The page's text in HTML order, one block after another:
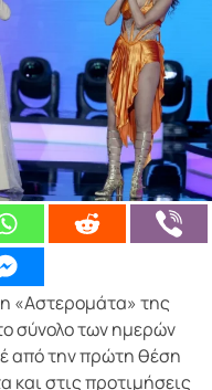
«Αστερομάτα» της
σύνολο των ημερών
από την πρώτη θέση
και στις προτιμήσεις